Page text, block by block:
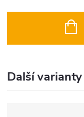
Další varianty